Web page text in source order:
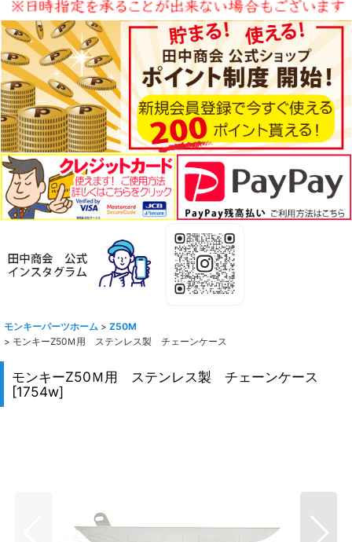
モンキーパーツホーム > Z50M
> モンキーZ50Ｍ用 ステンレス製 チェーンケース
モンキーZ50Ｍ用 ステンレス製 チェーンケース
[1754w]